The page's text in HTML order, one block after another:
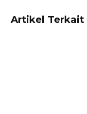
Artikel Terkait